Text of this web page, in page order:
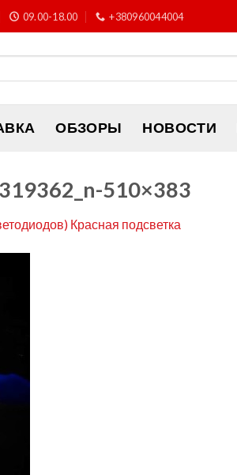
09.00-18.00 +380960044004
ОБЗОРЫ НОВОСТИ
510×383
Красная подсветка